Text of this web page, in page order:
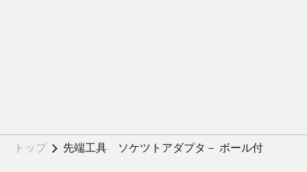
トップ 先端工具 ソケツトアダプタ－ ボール付